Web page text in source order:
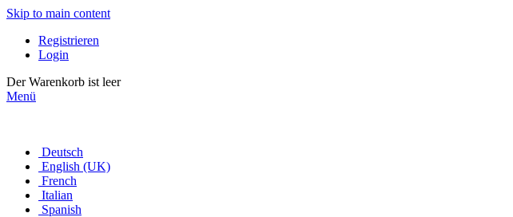
Skip to main content
Registrieren
Login
Der Warenkorb ist leer
Menü
Deutsch
English (UK)
French
Italian
Spanish